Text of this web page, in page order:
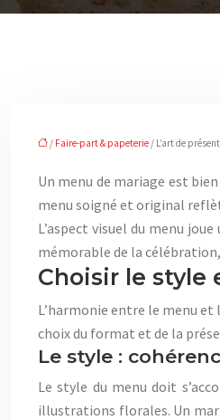
/ Faire-part & papeterie / L’art de
Un menu de mariage est
menu soigné et original
L’aspect visuel du menu
mémorable de la
Choisir le
L’harmonie entre le menu
choix du format et de la
Le style :
Le style du menu doit
illustrations florales. Un